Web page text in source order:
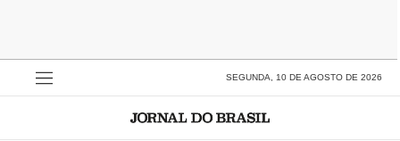
SEGUNDA, 10 DE AGOSTO DE 2026